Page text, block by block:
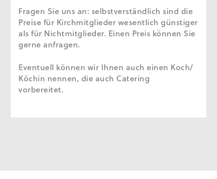
Fragen Sie uns an: selbstverständlich sind die
Preise für Kirchmitglieder wesentlich günstiger
als für Nichtmitglieder. Einen Preis können Sie
gerne anfragen.
Eventuell können wir Ihnen auch einen Koch/
Köchin nennen, die auch Catering
vorbereitet.